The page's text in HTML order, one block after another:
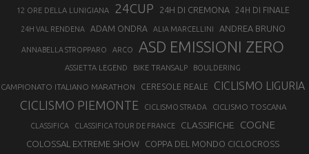
12 ORE DELLA LUNIGIANA 24CUP 24H DI CREMONA 24H DI FINALE
24H VAL RENDENA ADAM ONDRA ALIA MARCELLINI ANDREA BRUNO
ANNABELLA STROPPARO ARCO ASD EMISSIONI ZERO
ASSIETTA LEGEND BIKE TRANSALP BOULDERING
CAMPIONATO ITALIANO MARATHON CERESOLE REALE CICLISMO LIGURIA
CICLISMO PIEMONTE CICLISMO STRADA CICLISMO TOSCANA
CLASSIFICA CLASSIFICA TOUR DE FRANCE CLASSIFICHE COGNE
COLOSSAL EXTREME SHOW
COPPA DEL MONDO CICLOCROSS